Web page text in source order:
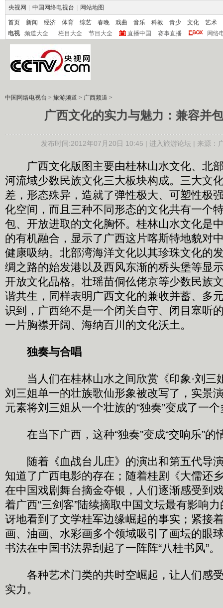
央视网 中国网络电视台 网站地图
首页 新闻 经济 体育 综艺 春晚 戏曲 音乐 科教 青少 文化
艺术
电视
频道大全 栏目大全 节目大全 直播中国 赛事直播 网络
中国网络电视台 > 旅游频道 > 广西频道 >
广西文化的实力与魅力：兼容并
发布时间:2012年07月20日 10:45 | 进入旅游论坛| 来源：
广西文化版图主要由桂林山水文化、北
河流域少数民族文化三大板块构成。三大文
差，形态殊异，造就了弹性极大、可塑性极
化空间，而且三种不同形态的文化共有一个
包、开放进取的文化胸怀。桂林山水文化是
的有机融合，显示了广西这片喀斯特地貌对
健康吸纳。北部湾海洋文化以其珍珠文化的
绸之路的始发港以及西风东渐的桥头堡等显
开放文化品格。壮瑶苗侗仫佬京等少数民族
谐共生，同样表明广西文化的兼收并蓄、多
识到，广西绝不是一个闭关自守、闭目塞听
一片胸襟开阔、海纳百川的文化沃土。
独奏与合唱
当人们在桂林山水之间欣赏《印象·刘三
刘三姐单一的壮族歌仙形象被改写了，实景
元素将刘三姐从一个壮族的“独奏”变成了一个
在当下广西，这种“独奏”变成“交响乐”的
随着《血战台儿庄》的演出和第五代导
知道了广西电影的存在；随着桂剧《大儒还
在中国戏剧舞台摘金夺银，人们逐渐感受到
着广西“三剑客”陆续摘取中国文坛最有影响
讶地看到了文学桂军边缘崛起的事实；紧接
画、油画、水彩画多个领域吸引了画坛的眼
书法在中国书法界刮起了一阵阵“八桂书风”。
各种艺术门类的共时空崛起，让人们感
实力。